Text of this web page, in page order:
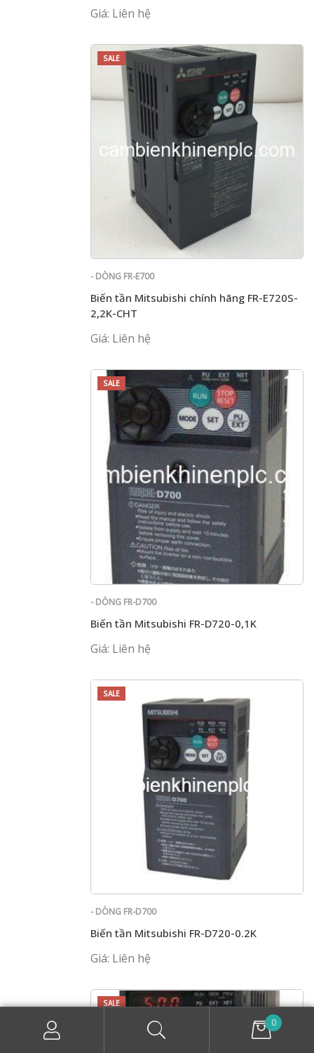
Giá: Liên hệ
SALE
- DÒNG FR-E700
Biến tần Mitsubishi chính hãng FR-E720S-
2,2K-CHT
Giá: Liên hệ
SALE
- DÒNG FR-D700
Biến tần Mitsubishi FR-D720-0,1K
Giá: Liên hệ
SALE
- DÒNG FR-D700
Biến tần Mitsubishi FR-D720-0.2K
Giá: Liên hệ
SALE
0